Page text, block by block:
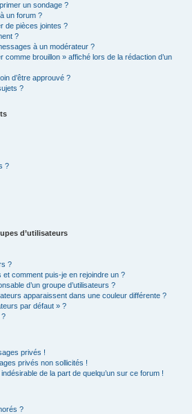
un sondage ?
un forum ?
de pièces jointes ?
?
à un modérateur ?
comme brouillon » affiché lors de la rédaction d’un
d’être approuvé ?
?
?
d’utilisateurs
?
et comment puis-je en rejoindre un ?
d’un groupe d’utilisateurs ?
apparaissent dans une couleur différente ?
par défaut » ?
?
privés !
privés non sollicités !
de la part de quelqu’un sur ce forum !
?